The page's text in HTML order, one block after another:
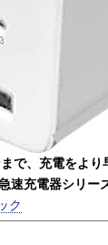
で、充電をより
速充電器シリー
ク